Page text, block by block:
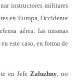
instructores militares
en Europa, Occidente
aérea: las mismas
este caso, en forma de
en Jefe Zaluzhny, no